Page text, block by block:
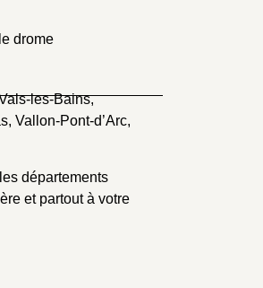
les-Bains,
Vallon-Pont-d’Arc,
départements
et partout à votre